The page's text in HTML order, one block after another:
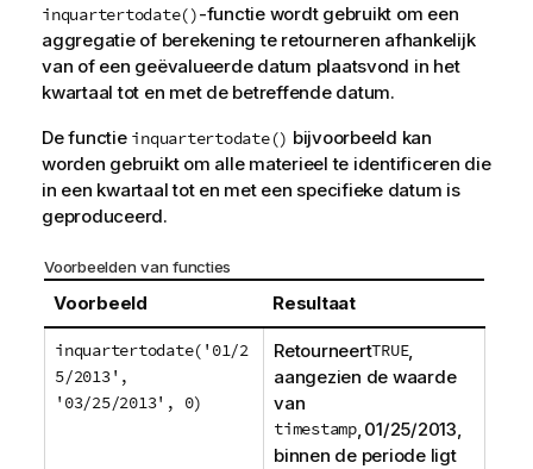
inquartertodate()-functie wordt gebruikt om een
aggregatie of berekening te retourneren afhankelijk
van of een geëvalueerde datum plaatsvond in het
kwartaal tot en met de betreffende datum.
De functie inquartertodate() bijvoorbeeld kan
worden gebruikt om alle materieel te identificeren die
in een kwartaal tot en met een specifieke datum is
geproduceerd.
Voorbeelden van functies
Voorbeeld Resultaat
inquartertodate('01/2
5/2013',
'03/25/2013', 0)
RetourneertTRUE,
aangezien de waarde
van
timestamp, 01/25/2013,
binnen de periode ligt